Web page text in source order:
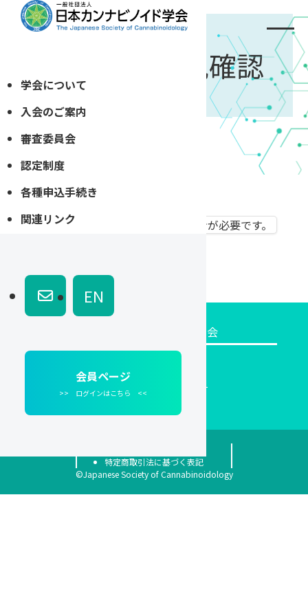
学会出席状況確認
ホーム»学会出席状況確認
このページを閲覧するにはログインが必要です。
学会について
入会のご案内
審査委員会
認定制度
各種申込手続き
関連リンク
EN
会員ページ
>> ログインはこちら <<
一般社団法人日本カンナビノイド学会
東京都文京区湯島2丁目3-3マックビルB1
特定商取引法に基づく表記
©Japanese Society of Cannabinoidology